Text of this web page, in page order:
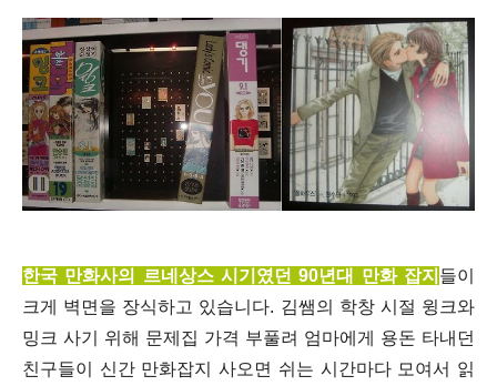
한국 만화사의 르네상스 시기였던 90년대 만화 잡지 들이
크게 벽면을 장식하고 있습니다. 김쌤의 학창 시절 윙크와
밍크 사기 위해 문제집 가격 부풀려 엄마에게 용돈 타내던
친구들이 신간 만화잡지 사오면 쉬는 시간마다 모여서 읽